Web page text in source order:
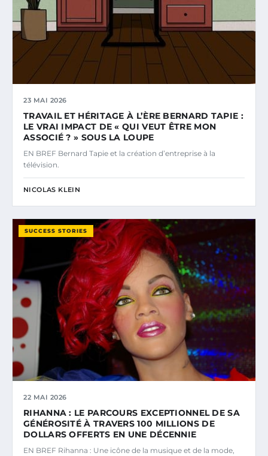
23 MAI 2026
TRAVAIL ET HÉRITAGE À L’ÈRE BERNARD TAPIE :
LE VRAI IMPACT DE « QUI VEUT ÊTRE MON
ASSOCIÉ ? » SOUS LA LOUPE
EN BREF Bernard Tapie et la création d’entreprise à la
télévision.
NICOLAS KLEIN
SUCCESS STORIES
22 MAI 2026
RIHANNA : LE PARCOURS EXCEPTIONNEL DE SA
GÉNÉROSITÉ À TRAVERS 100 MILLIONS DE
DOLLARS OFFERTS EN UNE DÉCENNIE
EN BREF Rihanna : Une icône de la musique et de la mode,